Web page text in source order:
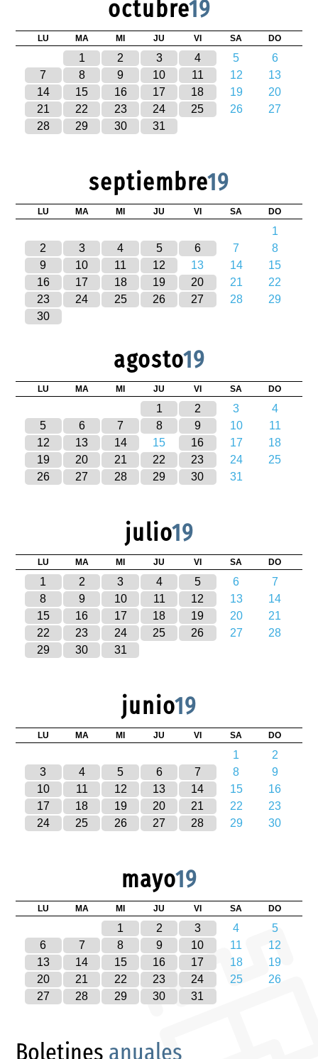
octubre19
LU MA MI JU VI SA DO
1 2 3 4 5
6
7
8 9 10 11 12
13
14
15 16 17 18 19
20
21
22 23 24 25 26
27
28
29 30 31
septiembre19
LU MA MI JU VI SA DO
1
2
3 4 5 6 7
8
9
10 11 12 13 14
15
16
17 18 19 20 21
22
23
24 25 26 27 28
29
30
agosto19
LU MA MI JU VI SA DO
1 2 3
4
5
6 7 8 9 10
11
12
13 14 15 16 17
18
19
20 21 22 23 24
25
26
27 28 29 30 31
julio19
LU MA MI JU VI SA DO
1 2 3 4 5 6
7
8
9 10 11 12 13
14
15
16 17 18 19 20
21
22
23 24 25 26 27
28
29
30 31
junio19
LU MA MI JU VI SA DO
1
2
3
4 5 6 7 8
9
10
11 12 13 14 15
16
17
18 19 20 21 22
23
24
25 26 27 28 29 30
mayo19
LU MA MI JU VI SA DO
1 2 3 4
5
6
7 8 9 10 11
12
13
14 15 16 17 18
19
20
21 22 23 24 25
26
27
28 29 30 31
Boletines anuales